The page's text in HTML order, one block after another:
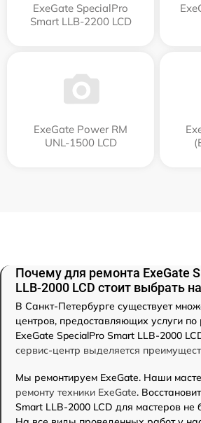
ExeGate SpecialPro
Smart LLB-2200 LCD
ExeGate Power RM
UNL-1500 LCD
Почему для ремонта ExeGate
LLB-2000 LCD стоит выбрать
В Санкт-Петербурге существует
центров, предоставляющих услуги по
ExeGate SpecialPro Smart LLB-2000
сервис-центр выделяется
Мы ремонтируем ExeGate. Наши
ремонту техники ExeGate.
Smart LLB-2000 LCD для мастеров не